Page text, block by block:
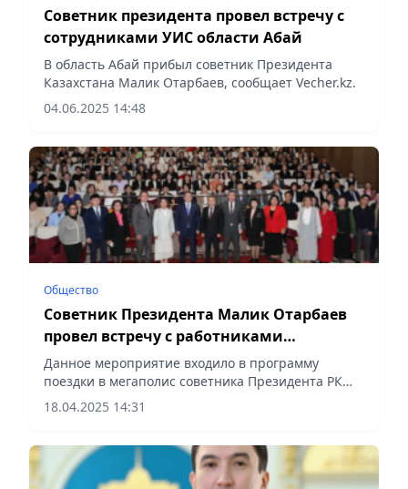
Советник президента провел встречу с
сотрудниками УИС области Абай
В область Абай прибыл советник Президента
Казахстана Малик Отарбаев, сообщает Vecher.kz.
04.06.2025 14:48
Общество
Советник Президента Малик Отарбаев
провел встречу с работниками
образования Алматы
Данное мероприятие входило в программу
поездки в мегаполис советника Президента РК
Малика Отарбаева, в рамках исполнения
поручений Главы государства, поставленных на
18.04.2025 14:31